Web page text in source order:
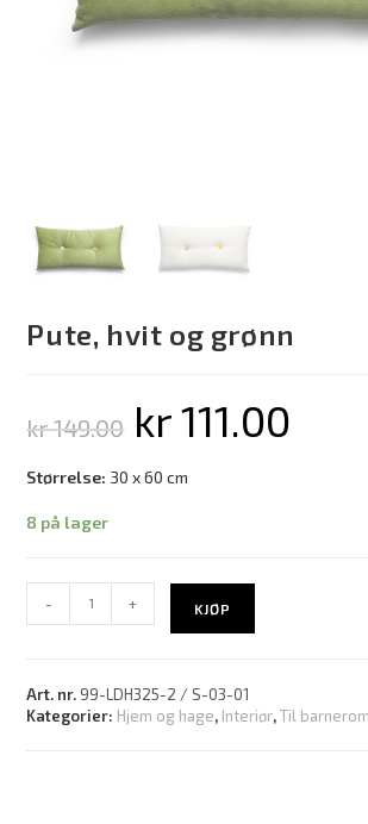
Pute, hvit og grønn
kr149.00 kr111.00
Størrelse: 30 x 60 cm
8 på lager
- + KJØP
Art. nr. 99-LDH325-2 / S-03-01
Kategorier: Hjem og hage, Interiør,Til